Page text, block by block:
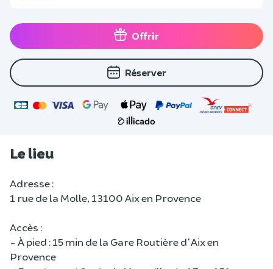
Offrir
Réserver
Le lieu
Adresse :
1 rue de la Molle, 13100 Aix en Provence
Accès :
- À pied : 15 min de la Gare Routière d'Aix en
Provence